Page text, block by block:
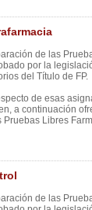
de las
por la
del Título de FP.
de esas
a continuación
Pruebas Libres
de las